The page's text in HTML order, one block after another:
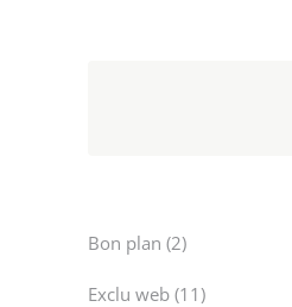
Bon plan 22
Exclu web 1111